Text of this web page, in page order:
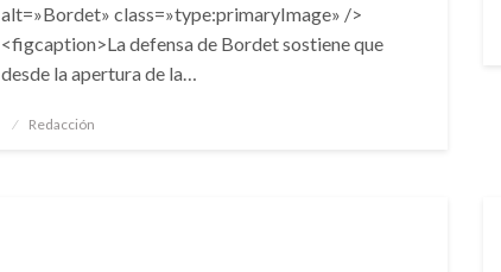
alt=»Bordet» class=»type:primaryImage» />
<figcaption>La defensa de Bordet sostiene que
desde la apertura de la…
Publicado
Redacción